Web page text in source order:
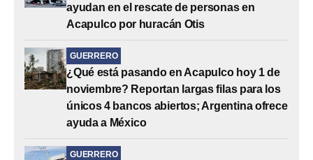
ayudan en el rescate de personas en
Acapulco por huracán Otis
GUERRERO
¿Qué está pasando en Acapulco hoy 1 de
noviembre? Reportan largas filas para los
únicos 4 bancos abiertos; Argentina ofrece
ayuda a México
GUERRERO